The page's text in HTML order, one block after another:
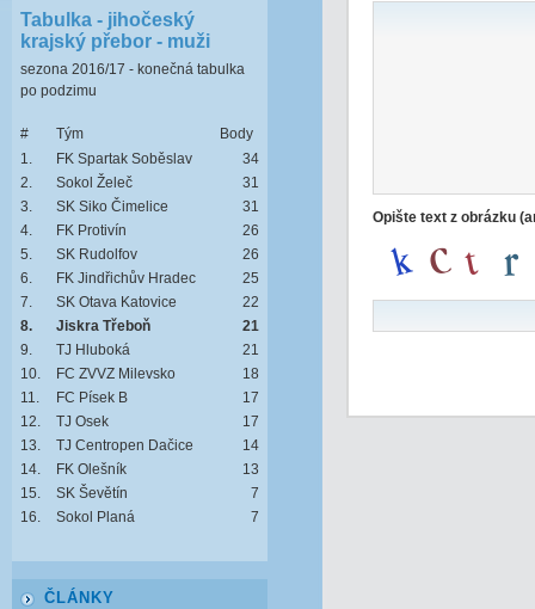
Opište text z obrázku
Tabulka - jihočeský
krajský přebor - muži
sezona 2016/17 - konečná tabulka
po podzimu
# Tým
Body
1.
FK Spartak Soběslav
34
2.
Sokol Želeč
31
3.
SK Siko Čimelice
31
4.
FK Protivín
26
5.
SK Rudolfov
26
6.
FK Jindřichův Hradec
25
7.
SK Otava Katovice
22
8.
Jiskra Třeboň
21
9.
TJ Hluboká
21
10.
FC ZVVZ Milevsko
18
11.
FC Písek B
17
12.
TJ Osek
17
13.
TJ Centropen Dačice
14
14.
FK Olešník
13
15.
SK Ševětín
7
16.
Sokol Planá 7
ČLÁNKY